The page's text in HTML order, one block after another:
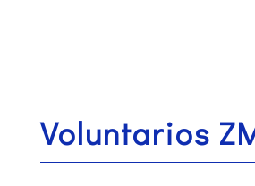
Voluntarios